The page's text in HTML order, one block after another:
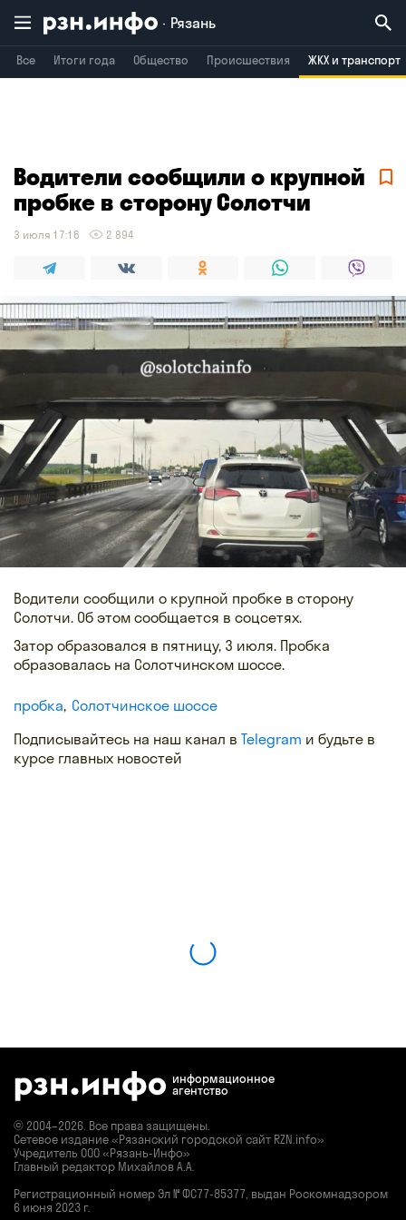
Рязань
Все Итоги года Общество Происшествия ЖКХ и транспорт
Воронеж Брянск
Водители сообщили о крупной
пробке в сторону Солотчи
3 июля 17:16 2 894
Водители сообщили о крупной пробке в сторону
Солотчи. Об этом сообщается в соцсетях.
Затор образовался в пятницу, 3 июля. Пробка
образовалась на Солотчинском шоссе.
пробка Солотчинское шоссе
Подписывайтесь на наш канал в Telegram и будьте в
курсе главных новостей
информационное
агентство
© 2004–2026. Все права защищены.
Сетевое издание «Рязанский городской сайт RZN.info»
Учредитель ООО «Рязань-Инфо»
Главный редактор Михайлов А.А.
Регистрационный номер Эл № ФС77-85377, выдан Роскомнадзором
6 июня 2023 г.